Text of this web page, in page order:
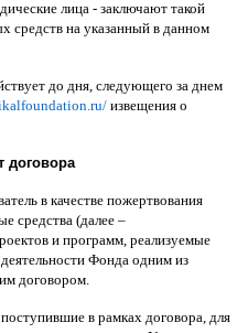
лица - заключают такой
средств на указанный в данном
до дня следующего за днем
извещения о
договора
в качестве пожертвования
средства (далее –
и программ реализуемые
Фонда одним из
договором
поступившие в рамках договора для